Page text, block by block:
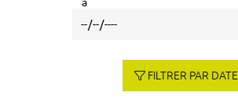
FILTRER PAR DATE